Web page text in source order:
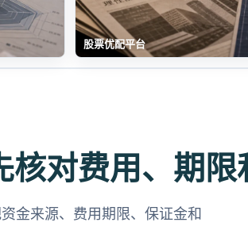
股票优配平台
核对费用、期限
金来源、费用期限、保证金和